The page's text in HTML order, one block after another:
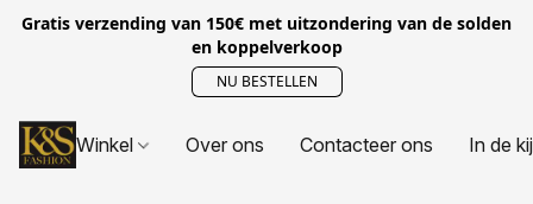
Gratis verzending van 150€ met uitzondering van de solden
en koppelverkoop
NU BESTELLEN
Winkel Over ons Contacteer ons In de